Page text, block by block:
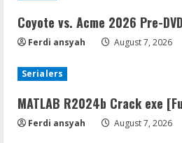
Coyote vs. Acme 2026 Pre-
Ferdi ansyah August 7, 2026
Serialers
MATLAB R2024b Crack exe
Ferdi ansyah August 7, 2026